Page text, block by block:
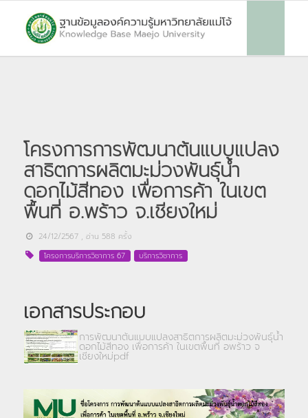
โครงการการพัฒนาต้นแบบแปลง
สาธิตการผลิตมะม่วงพันธุ์น้ำ
ดอกไม้สีทอง เพื่อการค้า ในเขต
พื้นที่ อ.พร้าว จ.เชียงใหม่
24/12/2567, อ่าน 588 ครั้ง
โครงการบริการวิชาการ 67
บริการวิชาการ
เอกสารประกอบ
การพัฒนาต้นแบบแปลงสาธิตการผลิตมะม่วงพันธุ์น้ำ
ดอกไม้สีทอง เพื่อการค้า ในเขตพื้นที่ อพร้าว จ
เชียงใหม่pdf